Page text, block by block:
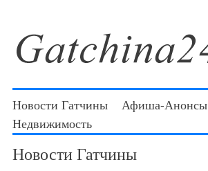
Новости Гатчины Афиша-Анонсы
Недвижимость
Новости Гатчины